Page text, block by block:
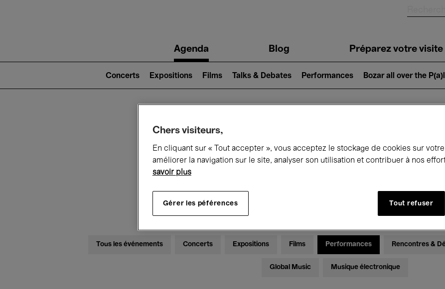
navigationAgenda Blog Préparez votre visite
2)
Concerts Expositions Films Talks & Debates Performances Bozar all over the
Ce qui se passe à
Jeudi 16 Avril 2026
Tous les événements Concerts Expositions Films Performances Rencontres &
Global Music Musique électronique
Chers visiteurs,
En cliquant sur « Tout accepter », vous acceptez le stockage de cookies sur
améliorer la navigation sur le site, analyser son utilisation et contribuer à nos
savoir plus
Gérer les péférences Tout refuser